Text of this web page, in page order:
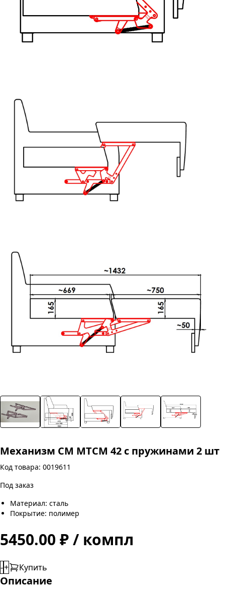
Механизм СМ МТСМ 42 с пружинами 2 шт
Код товара: 0019611
Под заказ
Материал: сталь
Покрытие: полимер
5450.00 ₽ / компл
-+ Купить
Описание